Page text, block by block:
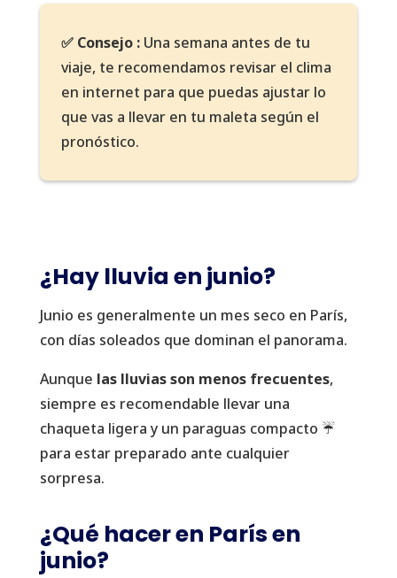
✅ Consejo :Una semana antes de tu
viaje, te recomendamos revisar el clima
en internet para que puedas ajustar lo
que vas a llevar en tu maleta según el
pronóstico.
¿Hay lluvia en junio?
Junio es generalmente un mes seco en París,
con días soleados que dominan el panorama.
Aunque las lluvias son menos frecuentes,
siempre es recomendable llevar una
chaqueta ligera y un paraguas compacto ☔
para estar preparado ante cualquier
sorpresa.
¿Qué hacer en París en
junio?